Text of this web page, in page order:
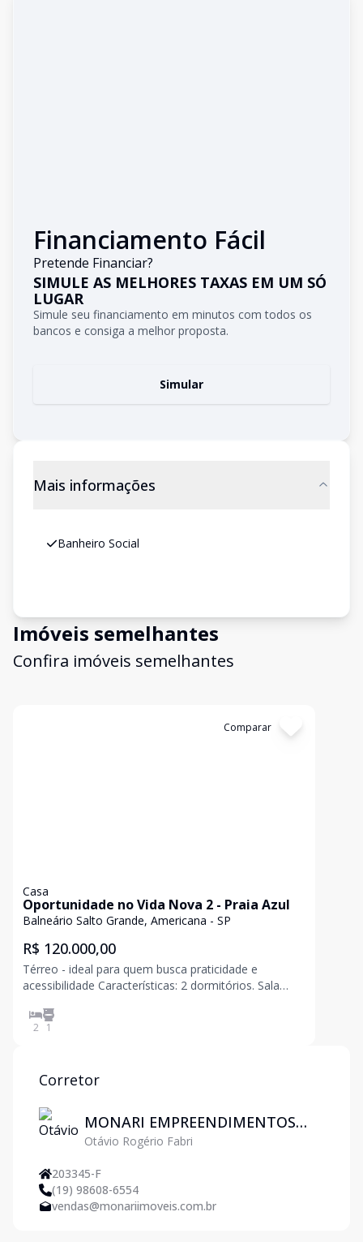
Financiamento Fácil
Pretende Financiar?
SIMULE AS MELHORES TAXAS EM UM SÓ
LUGAR
Simule seu financiamento em minutos com todos os
bancos e consiga a melhor proposta.
Simular
Mais informações
Banheiro Social
Imóveis semelhantes
Confira imóveis semelhantes
Comparar
Casa
Oportunidade no Vida Nova 2 - Praia Azul
Balneário Salto Grande, Americana - SP
R$ 120.000,00
Térreo - ideal para quem busca praticidade e
acessibilidade Características: 2 dormitórios. Sala
Localização tranquila e próxima à praia
2 1
Corretor
MONARI EMPREENDIMENTOS
IMOBILIARIOS LTDA
Otávio Rogério Fabri
203345-F
(19) 98608-6554
vendas@monariimoveis.com.br